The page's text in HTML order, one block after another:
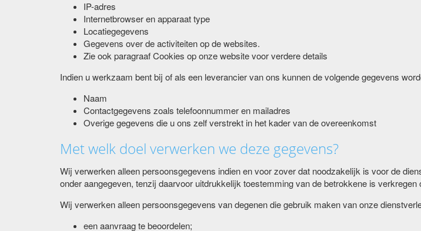
IP-adres
Internetbrowser en apparaat type
Locatiegegevens
Gegevens over de activiteiten op de websites.
Zie ook paragraaf Cookies op onze website voor verdere details
Indien u werkzaam bent bij of als een leverancier van ons kunnen de volgende gegevens
Naam
Contactgegevens zoals telefoonnummer en mailadres
Overige gegevens die u ons zelf verstrekt in het kader van de overeenkomst
Met welk doel verwerken we deze gegevens?
Wij verwerken alleen persoonsgegevens indien en voor zover dat noodzakelijk is voor de
onder aangegeven, tenzij daarvoor uitdrukkelijk toestemming van de betrokkene is
Wij verwerken alleen persoonsgegevens van degenen die gebruik maken van onze
een aanvraag te beoordelen;